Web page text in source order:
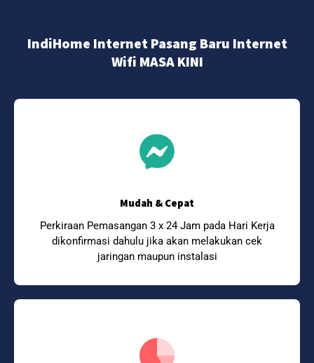
IndiHome Internet Pasang Baru Internet
Wifi MASA KINI
Mudah & Cepat
Perkiraan Pemasangan 3 x 24 Jam pada Hari Kerja
dikonfirmasi dahulu jika akan melakukan cek
jaringan maupun instalasi